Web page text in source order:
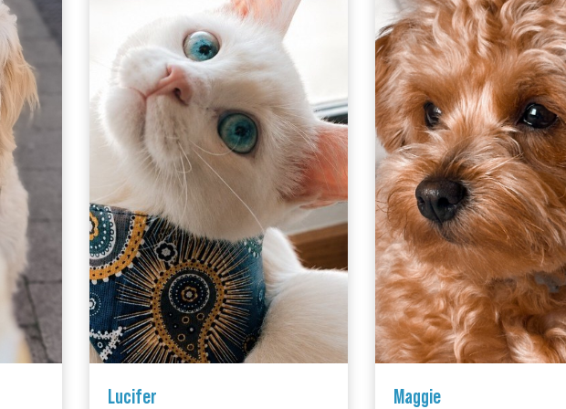
Lucifer Maggie